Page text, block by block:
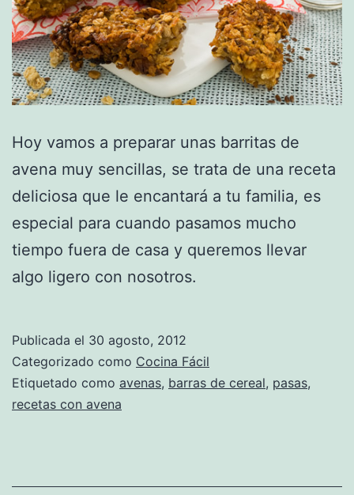
Hoy vamos a preparar unas barritas de
avena muy sencillas, se trata de una receta
deliciosa que le encantará a tu familia, es
especial para cuando pasamos mucho
tiempo fuera de casa y queremos llevar
algo ligero con nosotros.
Publicada el 30 agosto, 2012
Categorizado como Cocina Fácil
Etiquetado como avenas, barras de cereal, pasas,
recetas con avena